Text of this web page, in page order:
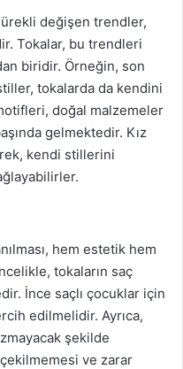
değişen trendler,
Tokalar, bu trendleri
biridir. Örneğin, son
tokalarda da kendini
doğal malzemeler
gelmektedir. Kız
kendi stillerini
hem estetik hem
tokaların saç
İnce saçlı çocuklar için
edilmelidir. Ayrıca,
şekilde
çekilmemesi ve zarar